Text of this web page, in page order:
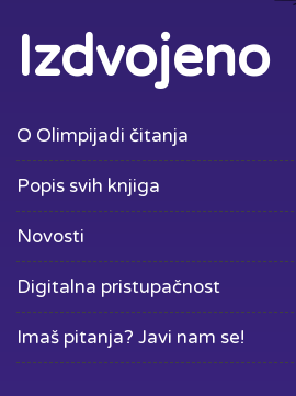
Izdvojeno
O Olimpijadi čitanja
Popis svih knjiga
Novosti
Digitalna pristupačnost
Imaš pitanja? Javi nam se!